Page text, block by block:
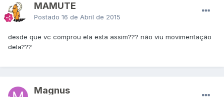
MAMUTE
Postado 16 de Abril de 2015
desde que vc comprou ela esta assim??? não viu movimentação
dela???
Magnus